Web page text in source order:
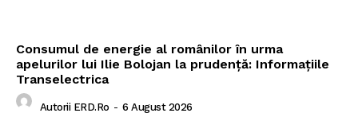
Consumul de energie al românilor în urma
apelurilor lui Ilie Bolojan la prudență: Informațiile
Transelectrica
Autorii ERD.ro - 6 August 2026